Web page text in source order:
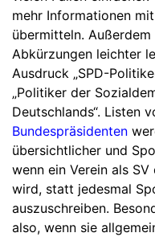
mehr Informationen
übermitteln.
Abkürzungen leichter
Ausdruck „SPD-
„Politiker der
Deutschlands“. Listen
Bundespräsidenten
übersichtlicher und
wenn ein Verein als
wird, statt jedesmal
auszuschreiben.
also, wenn sie